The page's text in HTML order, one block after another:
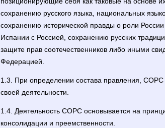
сохранению русского языка, национальных
сохранению исторической правды о роли
Испании с Россией, сохранению русских
защите прав соотечественников либо иными
Федерацией.
1.3. При определении состава правления,
своей деятельности.
1.4. Деятельность СОРС основывается на
консолидации и преемственности.